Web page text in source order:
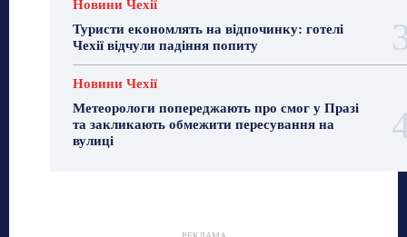
Новини Чехії
Туристи економлять на відпочинку: готелі
Чехії відчули падіння попиту
Новини Чехії
Метеорологи попереджають про смог у Празі
та закликають обмежити пересування на
вулиці